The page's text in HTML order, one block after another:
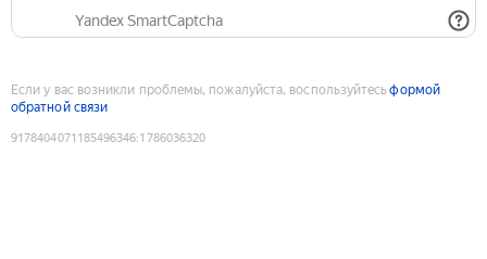
Yandex SmartCaptcha
Если у вас возникли проблемы, пожалуйста, воспользуйтесьформой
обратной связи
9178404071185496346:1786036320